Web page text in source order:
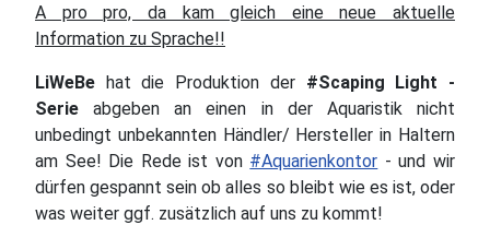
A pro pro, da kam gleich eine neue aktuelle
Information zu Sprache!!
LiWeBe hat die Produktion der #Scaping Light -
Serie abgeben an einen in der Aquaristik nicht
unbedingt unbekannten Händler/ Hersteller in Haltern
am See! Die Rede ist von #Aquarienkontor - und wir
dürfen gespannt sein ob alles so bleibt wie es ist, oder
was weiter ggf. zusätzlich auf uns zu kommt!